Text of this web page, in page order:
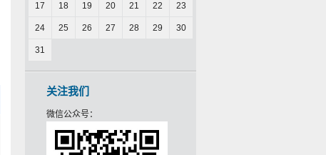
17 18 19 20 21 22 23
24 25 26 27 28 29 30
31
关注我们
微信公众号：